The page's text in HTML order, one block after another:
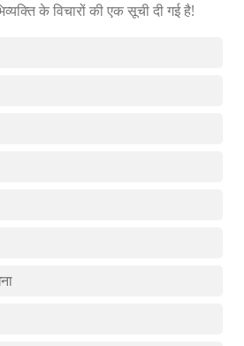
के विचारों की एक सूची दी गई है!